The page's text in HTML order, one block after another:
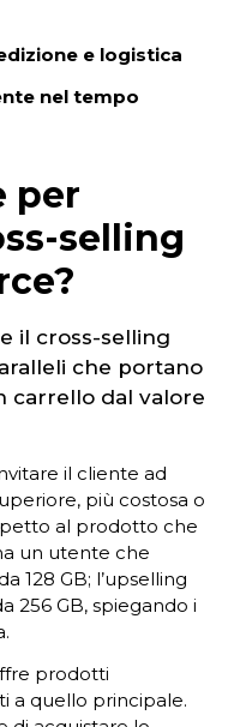
e logistica
nel tempo
per
selling
il cross-selling
che portano
carrello dal valore
il cliente ad
più costosa o
al prodotto che
un utente che
128 GB; l’upselling
256 GB, spiegando i
prodotti
a quello principale.